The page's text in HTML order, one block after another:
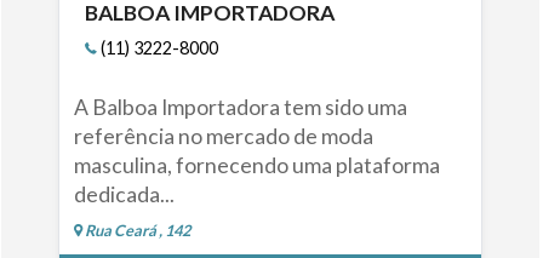
BALBOA IMPORTADORA
(11) 3222-8000
A Balboa Importadora tem sido uma
referência no mercado de moda
masculina, fornecendo uma plataforma
dedicada...
Rua Ceará , 142